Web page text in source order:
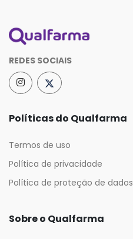
REDES SOCIAIS
Políticas do Qualfarma
Termos de uso
Política de privacidade
Política de proteção de dados
Sobre o Qualfarma